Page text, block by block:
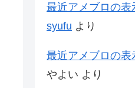
最近アメブロの表
syufu より
最近アメブロの表
やよい より